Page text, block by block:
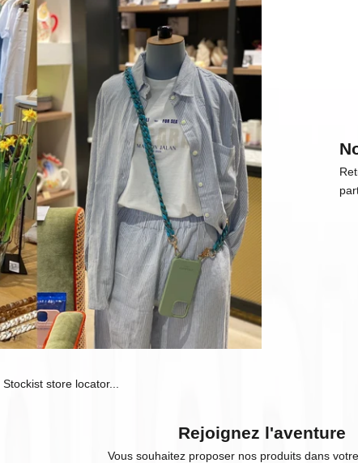
Stockist store locator...
Rejoignez l'aventure
Vous souhaitez proposer nos produits dans